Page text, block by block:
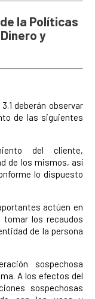
la Políticas
y
deberán observar
de las siguientes
del cliente,
de los mismos, así
lo dispuesto
actúen en
tomar los recaudos
de la persona
sospechosa
A los efectos del
sospechosas